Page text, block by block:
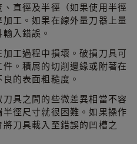
、直徑及半徑（如果使用半徑
工。如果在線外量刀器上量
入錯誤。
加工過程中損壞。破損刀具可
。積屑的切削邊緣或附著在
的表面粗糙度。
刀具之間的些微差異相當不容
徑尺寸就很困難。如果操作
刀具載入至錯誤的凹槽之